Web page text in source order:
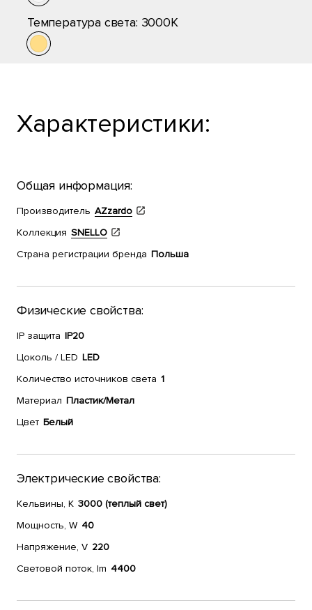
Температура света: 3000K
Характеристики:
Общая информация:
Производитель AZzardo
Коллекция SNELLO
Страна регистрации бренда Польша
Физические свойства:
IP защита IP20
Цоколь / LED LED
Количество источников света 1
Материал Пластик/Метал
Цвет Белый
Электрические свойства:
Кельвины, К 3000 (теплый свет)
Мощность, W 40
Напряжение, V 220
Световой поток, lm 4400